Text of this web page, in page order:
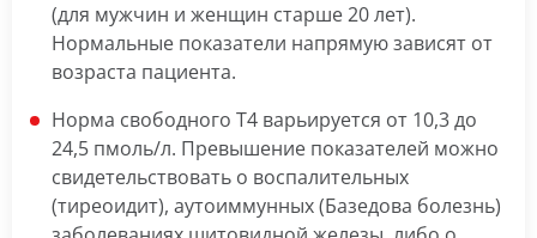
(для мужчин и женщин старше 20 лет).
Нормальные показатели напрямую зависят от
возраста пациента.
Норма свободного Т4 варьируется от 10,3 до
24,5 пмоль/л. Превышение показателей можно
свидетельствовать о воспалительных
(тиреоидит), аутоиммунных (Базедова болезнь)